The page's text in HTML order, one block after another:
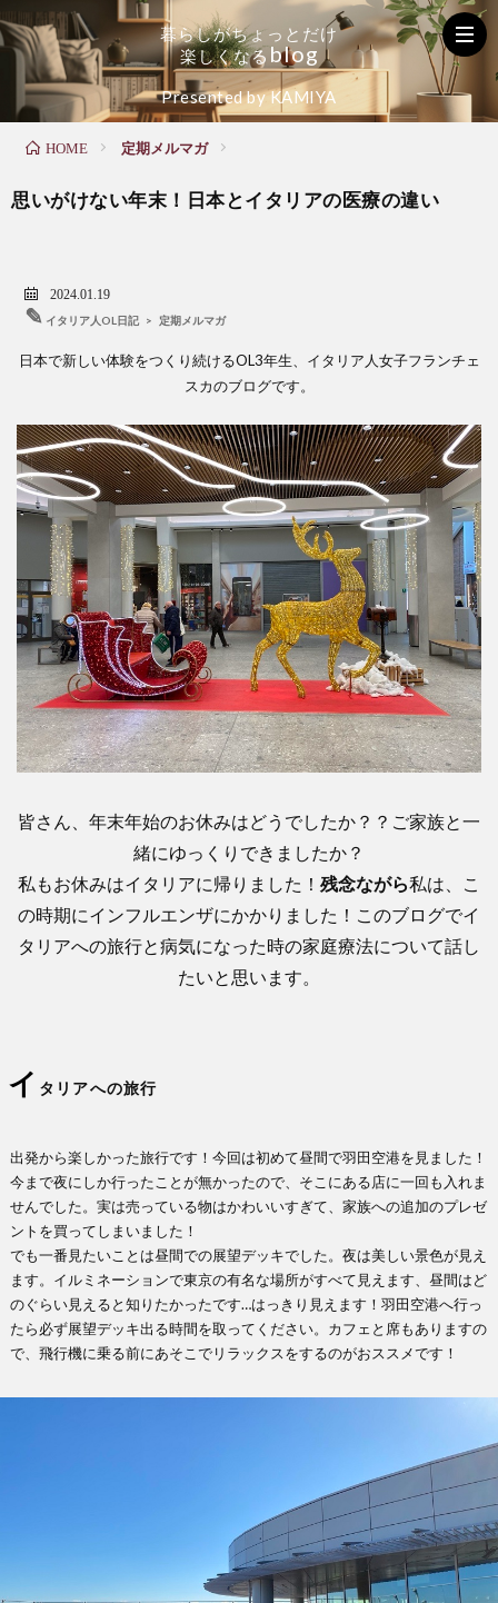
暮らしがちょ っ と だけ
楽しくなる blog
Presented by KAMIYA
お
役
立
ち
お
ン
テ
ナ
ン
ス
た
毎
日
HOME 定期メルマガ
思いがけない年末！日本とイタリアの医療の違い
2024.01.19
✎ イタリア人OL日記 >定期メルマガ
日本で新しい体験をつくり続けるOL3年生、イタリア人女子フランチェ
スカのブログです。
皆さん、年末年始のお休みはどうでしたか？？ご家族と一
緒にゆっくりできましたか？
私もお休みはイタリアに帰りました！ 残念ながら私は、こ
の時期にインフルエンザにかかりました！このブログでイ
タリアへの旅行と病気になった時の家庭療法について話し
たいと思います。
イ タリアへの旅行
出発から楽しかった旅行です！今回は初めて昼間で羽田空港を見ました！
今まで夜にしか行ったことが無かったので、そこにある店に一回も入れま
せんでした。実は売っている物はかわいいすぎて、家族への追加のプレゼ
ントを買ってしまいました！
でも一番見たいことは昼間での展望デッキでした。夜は美しい景色が見え
ます。イルミネーションで東京の有名な場所がすべて見えます、昼間はど
のぐらい見えると知りたかったです…はっきり見えます！羽田空港へ行っ
たら必ず展望デッキ出る時間を取ってください。カフェと席もありますの
で、飛行機に乗る前にあそこでリラックスをするのがおススメです！